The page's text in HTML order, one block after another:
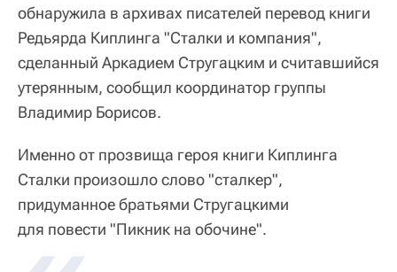
обнаружила в архивах писателей перевод книги
Редьярда Киплинга "Сталки и компания",
сделанный Аркадием Стругацким и считавшийся
утерянным, сообщил координатор группы
Владимир Борисов.
Именно от прозвища героя книги Киплинга
Сталки произошло слово "сталкер",
придуманное братьями Стругацкими
для повести "Пикник на обочине".